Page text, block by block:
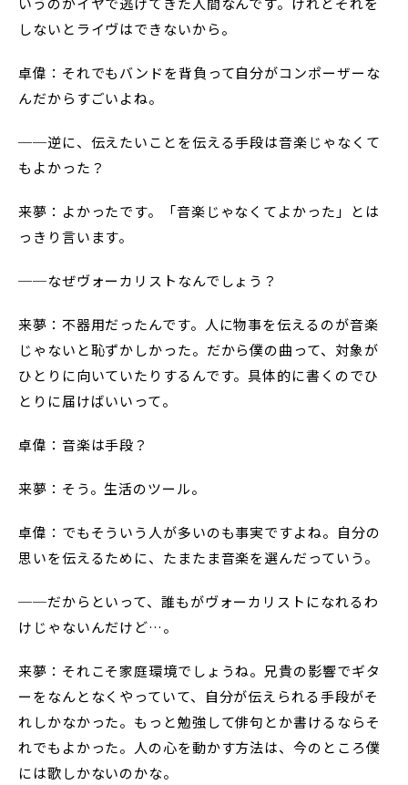
しないとライヴはできないから。
卓偉：それでもバンドを背負って自分がコンポーザーな
んだからすごいよね。
──逆に、伝えたいことを伝える手段は音楽じゃなくて
もよかった？
来夢：よかったです。「音楽じゃなくてよかった」とは
っきり言います。
──なぜヴォーカリストなんでしょう？
来夢：不器用だったんです。人に物事を伝えるのが音楽
じゃないと恥ずかしかった。だから僕の曲って、対象が
ひとりに向いていたりするんです。具体的に書くのでひ
とりに届けばいいって。
卓偉：音楽は手段？
来夢：そう。生活のツール。
卓偉：でもそういう人が多いのも事実ですよね。自分の
思いを伝えるために、たまたま音楽を選んだっていう。
──だからといって、誰もがヴォーカリストになれるわ
けじゃないんだけど…。
来夢：それこそ家庭環境でしょうね。兄貴の影響でギタ
ーをなんとなくやっていて、自分が伝えられる手段がそ
れしかなかった。もっと勉強して俳句とか書けるならそ
れでもよかった。人の心を動かす方法は、今のところ僕
には歌しかないのかな。